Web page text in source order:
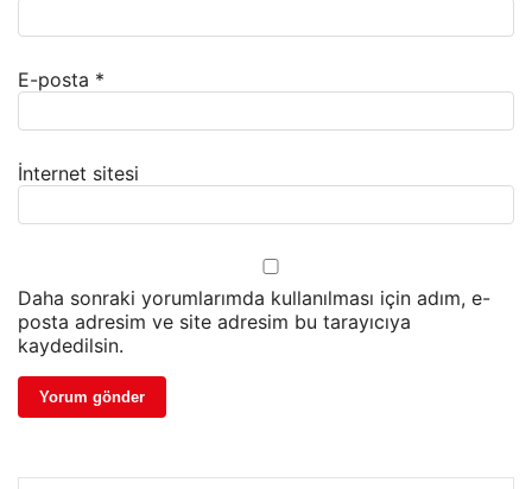
E-posta *
İnternet sitesi
Daha sonraki yorumlarımda kullanılması için adım, e-
posta adresim ve site adresim bu tarayıcıya
kaydedilsin.